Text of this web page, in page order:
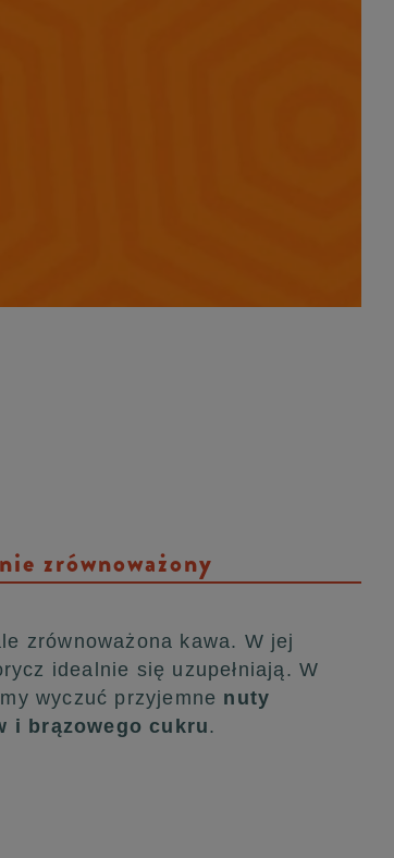
zrównoważony
zrównoważona kawa. W jej
idealnie się uzupełniają. W
wyczuć przyjemne nuty
i brązowego cukru.